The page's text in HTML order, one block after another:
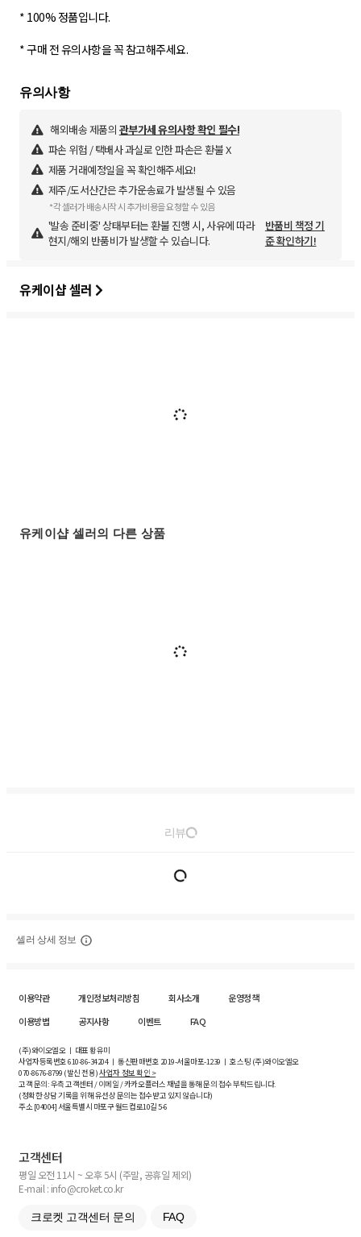
* 100% 정품입니다.
* 구매 전 유의사항을 꼭 참고해주세요.
유의사항
해외배송 제품의 관부가세 유의사항 확인 필수!
파손 위험 / 택배사 과실로 인한 파손은 환불 X
제품 거래예정일을 꼭 확인해주세요!
제주/도서산간은 추가운송료가 발생될 수 있음
*각 셀러가 배송시작 시 추가비용을 요청할 수 있음
'발송 준비중' 상태부터는 환불 진행 시, 사유에 따라
현지/해외 반품비가 발생할 수 있습니다.
반품비 책정 기
준 확인하기!
유케이샵 셀러
유케이샵 셀러의 다른 상품
리뷰
셀러 상세 정보
이용약관 개인정보처리방침 회사소개
운영정책
이용방법
공지사항 이벤트 FAQ
(주)와이오엘오 ㅣ 대표 황유미
사업자등록번호610-86-34204ㅣ 통신판매번호 2019-서울마포-1239 ㅣ 호스팅 (주)와이오엘오
070-8676-8799 (발신 전용)사업자 정보 확인 >
고객 문의: 우측 고객센터 / 이메일 / 카카오플러스 채널을 통해 문의 접수 부탁드립니다.
(정확한 상담 기록을 위해 유선상 문의는 접수받고 있지 않습니다)
주소 [04004] 서울특별시 마포구 월드컵로10길5-6
고객센터
평일 오전 11시 ~ 오후 5시 (주말, 공휴일 제외)
E-mail : info@croket.co.kr
크로켓 고객센터 문의 FAQ